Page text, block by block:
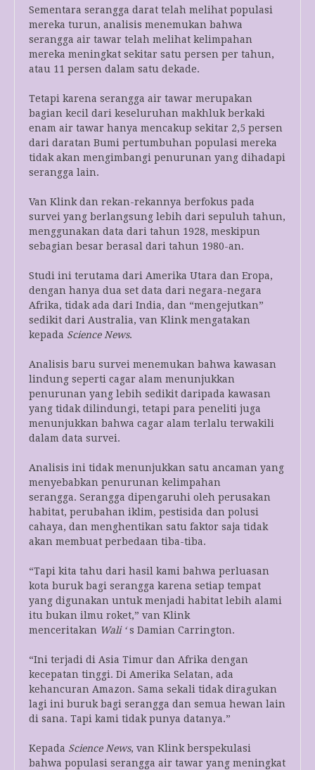
Sementara serangga darat telah melihat populasi
mereka turun, analisis menemukan bahwa
serangga air tawar telah melihat kelimpahan
mereka meningkat sekitar satu persen per tahun,
atau 11 persen dalam satu dekade.
Tetapi karena serangga air tawar merupakan
bagian kecil dari keseluruhan makhluk berkaki
enam air tawar hanya mencakup sekitar 2,5 persen
dari daratan Bumi pertumbuhan populasi mereka
tidak akan mengimbangi penurunan yang dihadapi
serangga lain.
Van Klink dan rekan-rekannya berfokus pada
survei yang berlangsung lebih dari sepuluh tahun,
menggunakan data dari tahun 1928, meskipun
sebagian besar berasal dari tahun 1980-an.
Studi ini terutama dari Amerika Utara dan Eropa,
dengan hanya dua set data dari negara-negara
Afrika, tidak ada dari India, dan “mengejutkan”
sedikit dari Australia, van Klink mengatakan
kepada Science News.
Analisis baru survei menemukan bahwa kawasan
lindung seperti cagar alam menunjukkan
penurunan yang lebih sedikit daripada kawasan
yang tidak dilindungi, tetapi para peneliti juga
menunjukkan bahwa cagar alam terlalu terwakili
dalam data survei.
Analisis ini tidak menunjukkan satu ancaman yang
menyebabkan penurunan kelimpahan
serangga. Serangga dipengaruhi oleh perusakan
habitat, perubahan iklim, pestisida dan polusi
cahaya, dan menghentikan satu faktor saja tidak
akan membuat perbedaan tiba-tiba.
“Tapi kita tahu dari hasil kami bahwa perluasan
kota buruk bagi serangga karena setiap tempat
yang digunakan untuk menjadi habitat lebih alami
itu bukan ilmu roket,” van Klink
menceritakan Wali ‘s Damian Carrington.
“Ini terjadi di Asia Timur dan Afrika dengan
kecepatan tinggi. Di Amerika Selatan, ada
kehancuran Amazon. Sama sekali tidak diragukan
lagi ini buruk bagi serangga dan semua hewan lain
di sana. Tapi kami tidak punya datanya.”
Kepada Science News, van Klink berspekulasi
bahwa populasi serangga air tawar yang meningkat